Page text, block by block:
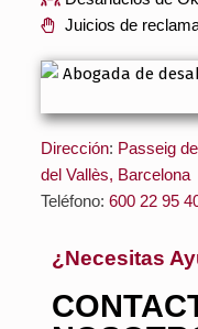
Juicios de
Dirección: Passeig
del Vallès, Barcelona
Teléfono: 600 22 95
¿Necesitas